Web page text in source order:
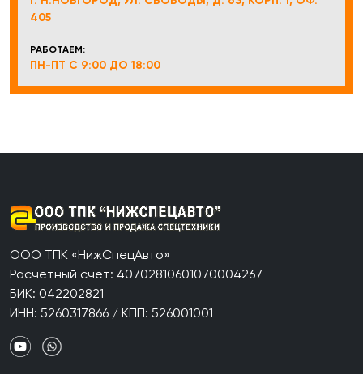
405
РАБОТАЕМ:
ПН-ПТ С 9:00 ДО 18:00
ООО ТПК «НижСпецАвто»
Расчетный счет: 40702810601070004267
БИК: 042202821
ИНН: 5260317866 / КПП: 526001001